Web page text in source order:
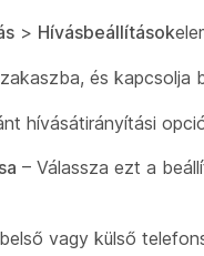
> Hívásbeállítások
és kapcsolja
hívásátirányítási
– Válassza ezt a
vagy külső